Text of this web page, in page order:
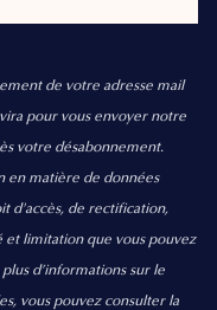
de votre adresse mail
pour vous envoyer notre
votre désabonnement.
en matière de données
d'accès, de rectification,
et limitation que vous pouvez
plus d’informations sur le
vous pouvez consulter la